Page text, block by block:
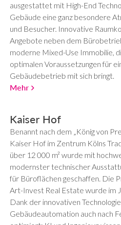
ausgestattet mit High-End
Gebäude eine ganz besondere
und Besucher. Innovative
Angebote neben dem
moderne Mixed-Use Immobilie,
optimalen Voraussetzungen für
Gebäudebetrieb mit sich bringt.
Mehr
Kaiser Hof
Benannt nach dem „König von
Kaiser Hof im Zentrum Kölns
über 12 000 m² wurde mit
modernster technischer
für Büroflächen geschaffen. Die
Art-Invest Real Estate wurde im
Dank der innovativen
Gebäudeautomation auch nach